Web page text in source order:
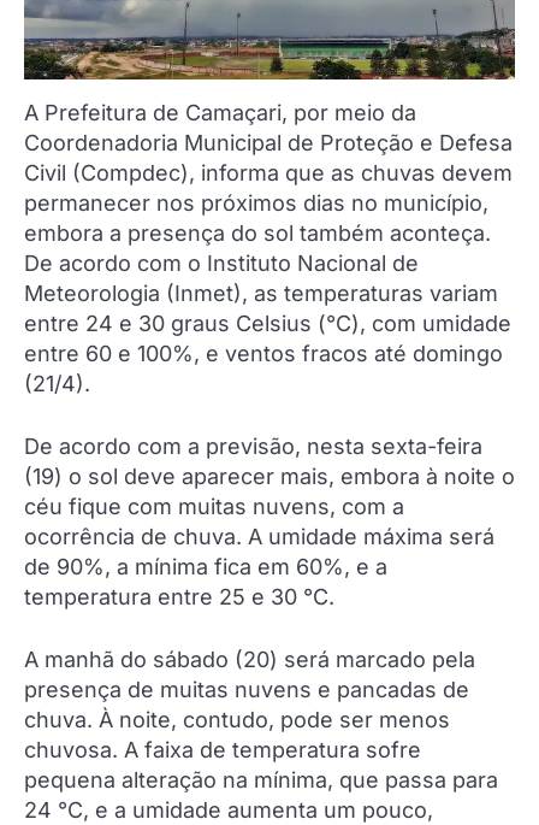
A Prefeitura de Camaçari, por meio da
Coordenadoria Municipal de Proteção e Defesa
Civil (Compdec), informa que as chuvas devem
permanecer nos próximos dias no município,
embora a presença do sol também aconteça.
De acordo com o Instituto Nacional de
Meteorologia (Inmet), as temperaturas variam
entre 24 e 30 graus Celsius (°C), com umidade
entre 60 e 100%, e ventos fracos até domingo
(21/4).
De acordo com a previsão, nesta sexta-feira
(19) o sol deve aparecer mais, embora à noite o
céu fique com muitas nuvens, com a
ocorrência de chuva. A umidade máxima será
de 90%, a mínima fica em 60%, e a
temperatura entre 25 e 30 °C.
A manhã do sábado (20) será marcado pela
presença de muitas nuvens e pancadas de
chuva. À noite, contudo, pode ser menos
chuvosa. A faixa de temperatura sofre
pequena alteração na mínima, que passa para
24 °C, e a umidade aumenta um pouco,